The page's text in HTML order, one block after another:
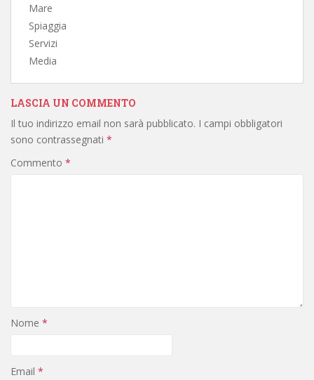
Mare
Spiaggia
Servizi
Media
LASCIA UN COMMENTO
Il tuo indirizzo email non sarà pubblicato. I campi obbligatori
sono contrassegnati *
Commento *
Nome *
Email *